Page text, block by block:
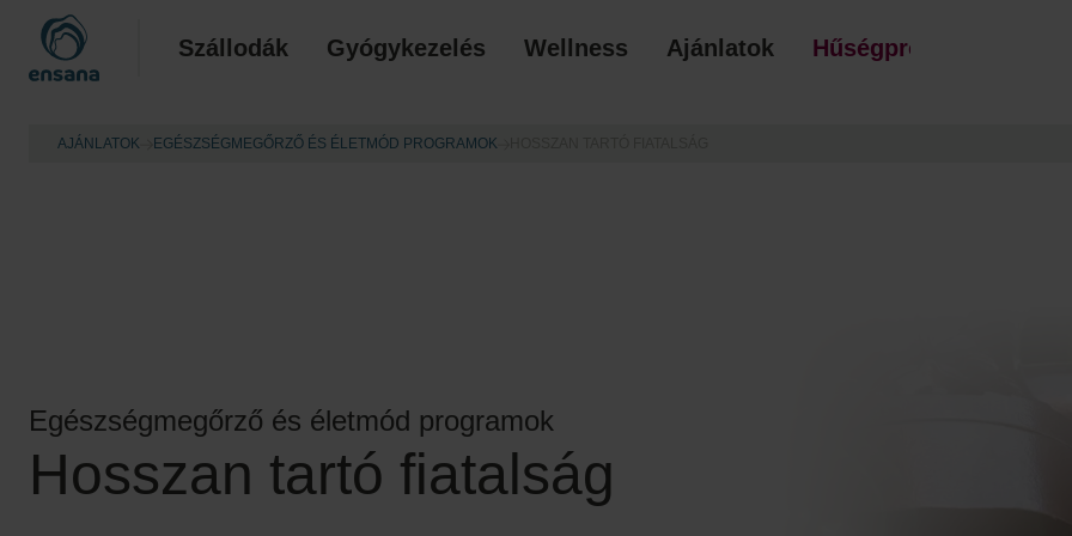
Szállodák Gyógykezelés Wellness Ajánlatok Hűségprogram
AJÁNLATOK EGÉSZSÉGMEGŐRZŐ ÉS ÉLETMÓD PROGRAMOK
Egészségmegőrző és életmód programok
Hosszan tartó fiatalság